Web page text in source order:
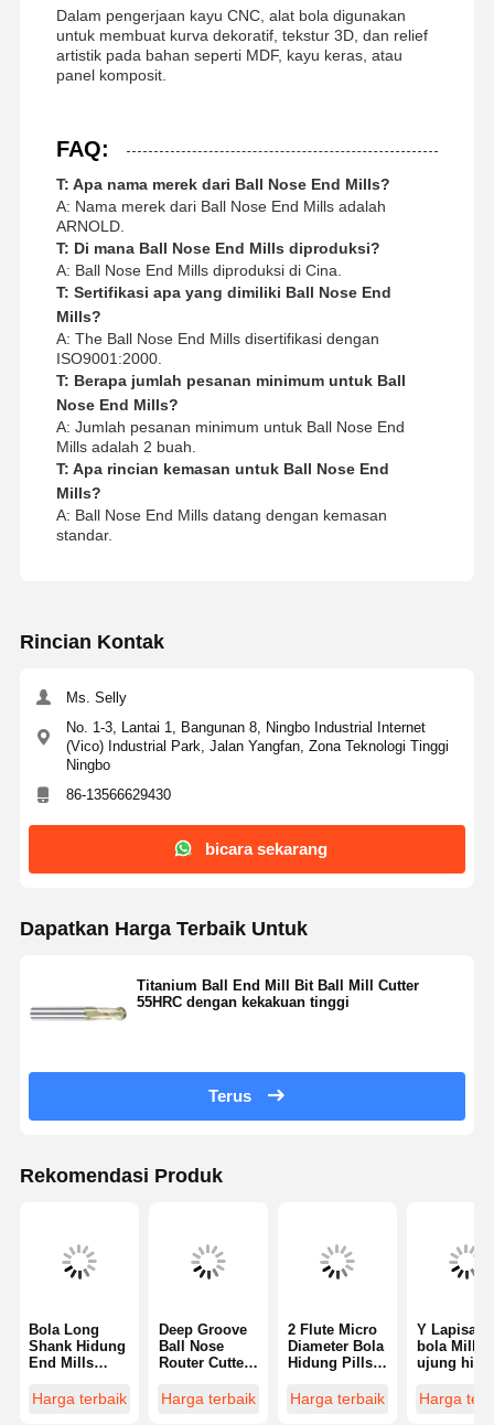
Dalam pengerjaan kayu CNC, alat bola digunakan
untuk membuat kurva dekoratif, tekstur 3D, dan relief
artistik pada bahan seperti MDF, kayu keras, atau
panel komposit.
FAQ:
T: Apa nama merek dari Ball Nose End Mills?
A: Nama merek dari Ball Nose End Mills adalah
ARNOLD.
T: Di mana Ball Nose End Mills diproduksi?
A: Ball Nose End Mills diproduksi di Cina.
T: Sertifikasi apa yang dimiliki Ball Nose End
Mills?
A: The Ball Nose End Mills disertifikasi dengan
ISO9001:2000.
T: Berapa jumlah pesanan minimum untuk Ball
Nose End Mills?
A: Jumlah pesanan minimum untuk Ball Nose End
Mills adalah 2 buah.
T: Apa rincian kemasan untuk Ball Nose End
Mills?
A: Ball Nose End Mills datang dengan kemasan
standar.
Rincian Kontak
Ms. Selly
No. 1-3, Lantai 1, Bangunan 8, Ningbo Industrial Internet
(Vico) Industrial Park, Jalan Yangfan, Zona Teknologi Tinggi
Ningbo
86-13566629430
bicara sekarang
Dapatkan Harga Terbaik Untuk
Titanium Ball End Mill Bit Ball Mill Cutter
55HRC dengan kekakuan tinggi
Terus
Rekomendasi Produk
Bola Long
Shank Hidung
End Mills
Untuk
Penggilingan
Harga terbaik
Deep Groove
Ball Nose
Router Cutter
Efisiensi
Tinggi Long
Harga terbaik
2 Flute Micro
Diameter Bola
Hidung Pills
heliks 30
derajat
Harga terbaik
Y Lapisan
bola Mills
ujung
jangka
panjang
Harga